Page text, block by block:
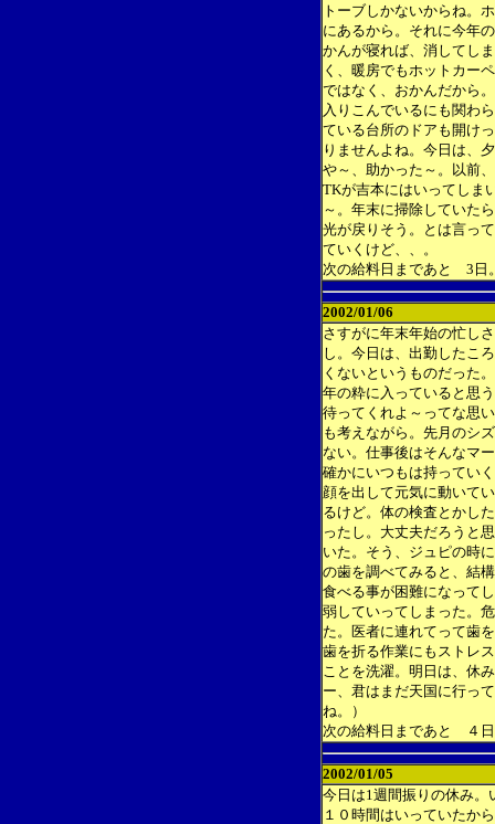
トーブしかないからね。
にあるから。それに今年
かんが寝れば、消してし
く、暖房でもホットカー
ではなく、おかんだから
入りこんでいるにも関わ
ている台所のドアも開け
りませんよね。今日は、
や～、助かった～。以前
TKが吉本にはいってしま
～。年末に掃除していた
光が戻りそう。とは言っ
ていくけど、、。
次の給料日まであと 3日
2002/01/06
さすがに年末年始の忙し
し。今日は、出勤したこ
くないというものだった
年の粋に入っていると思
待ってくれよ～ってな思
も考えながら。先月のシ
ない。仕事後はそんなマ
確かにいつもは持ってい
顔を出して元気に動いて
るけど。体の検査とかし
ったし。大丈夫だろうと
いた。そう、ジュピの時
の歯を調べてみると、結
食べる事が困難になって
弱していってしまった。
た。医者に連れてって歯
歯を折る作業にもストレ
ことを洗濯。明日は、休
ー、君はまだ天国に行っ
ね。）
次の給料日まであと ４
2002/01/05
今日は1週間振りの休み。
１０時間はいっていたか